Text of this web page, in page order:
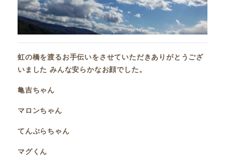
虹の橋を渡るお手伝いをさせていただきありがとうござ
いました みんな安らかなお顔でした。
亀吉ちゃん
マロンちゃん
てんぷらちゃん
マグくん